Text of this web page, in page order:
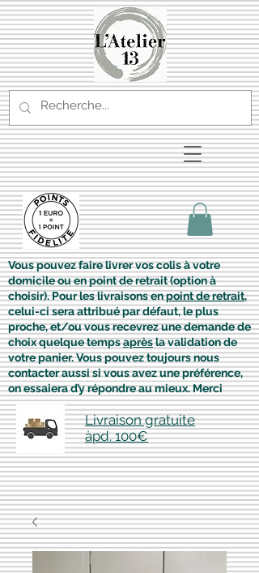
Vous pouvez faire livrer vos colis à votre
domicile ou en point de retrait (option à
choisir). Pour les livraisons enpoint de retrait,
celui-ci sera attribué par défaut, le plus
proche, et/ou vous recevrez une demande de
choix quelque tempsaprèsla validation de
votre panier. Vous pouvez toujours nous
contacter aussi si vous avez une préférence,
on essaiera d’y répondre au mieux. Merci
Livraison gratuite
àpd. 100€